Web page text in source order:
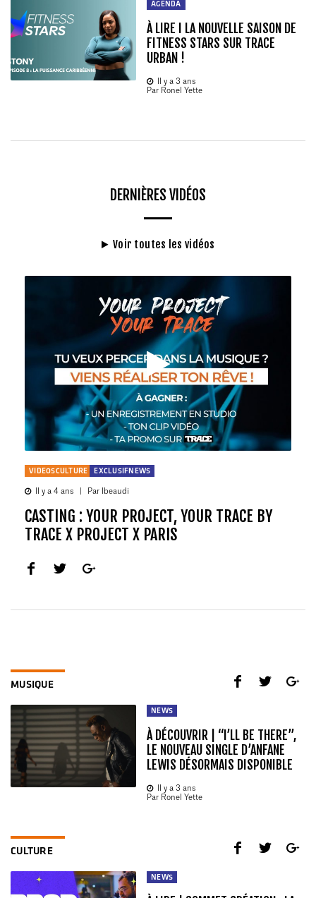
AGENDA
À LIRE I LA NOUVELLE SAISON DE
FITNESS STARS SUR TRACE
URBAN !
Il y a 3 ans
Par Ronel Yette
DERNIÈRES VIDÉOS
Voir toutes les vidéos
VIDEOSCULTURE EXCLUSIFNEWS
Il y a 4 ans Par lbeaudi
CASTING : YOUR PROJECT, YOUR TRACE BY
TRACE X PROJECT X PARIS
MUSIQUE
NEWS
À DÉCOUVRIR | “I’LL BE THERE”,
LE NOUVEAU SINGLE D’ANFANE
LEWIS DÉSORMAIS DISPONIBLE
Il y a 3 ans
Par Ronel Yette
CULTURE
NEWS